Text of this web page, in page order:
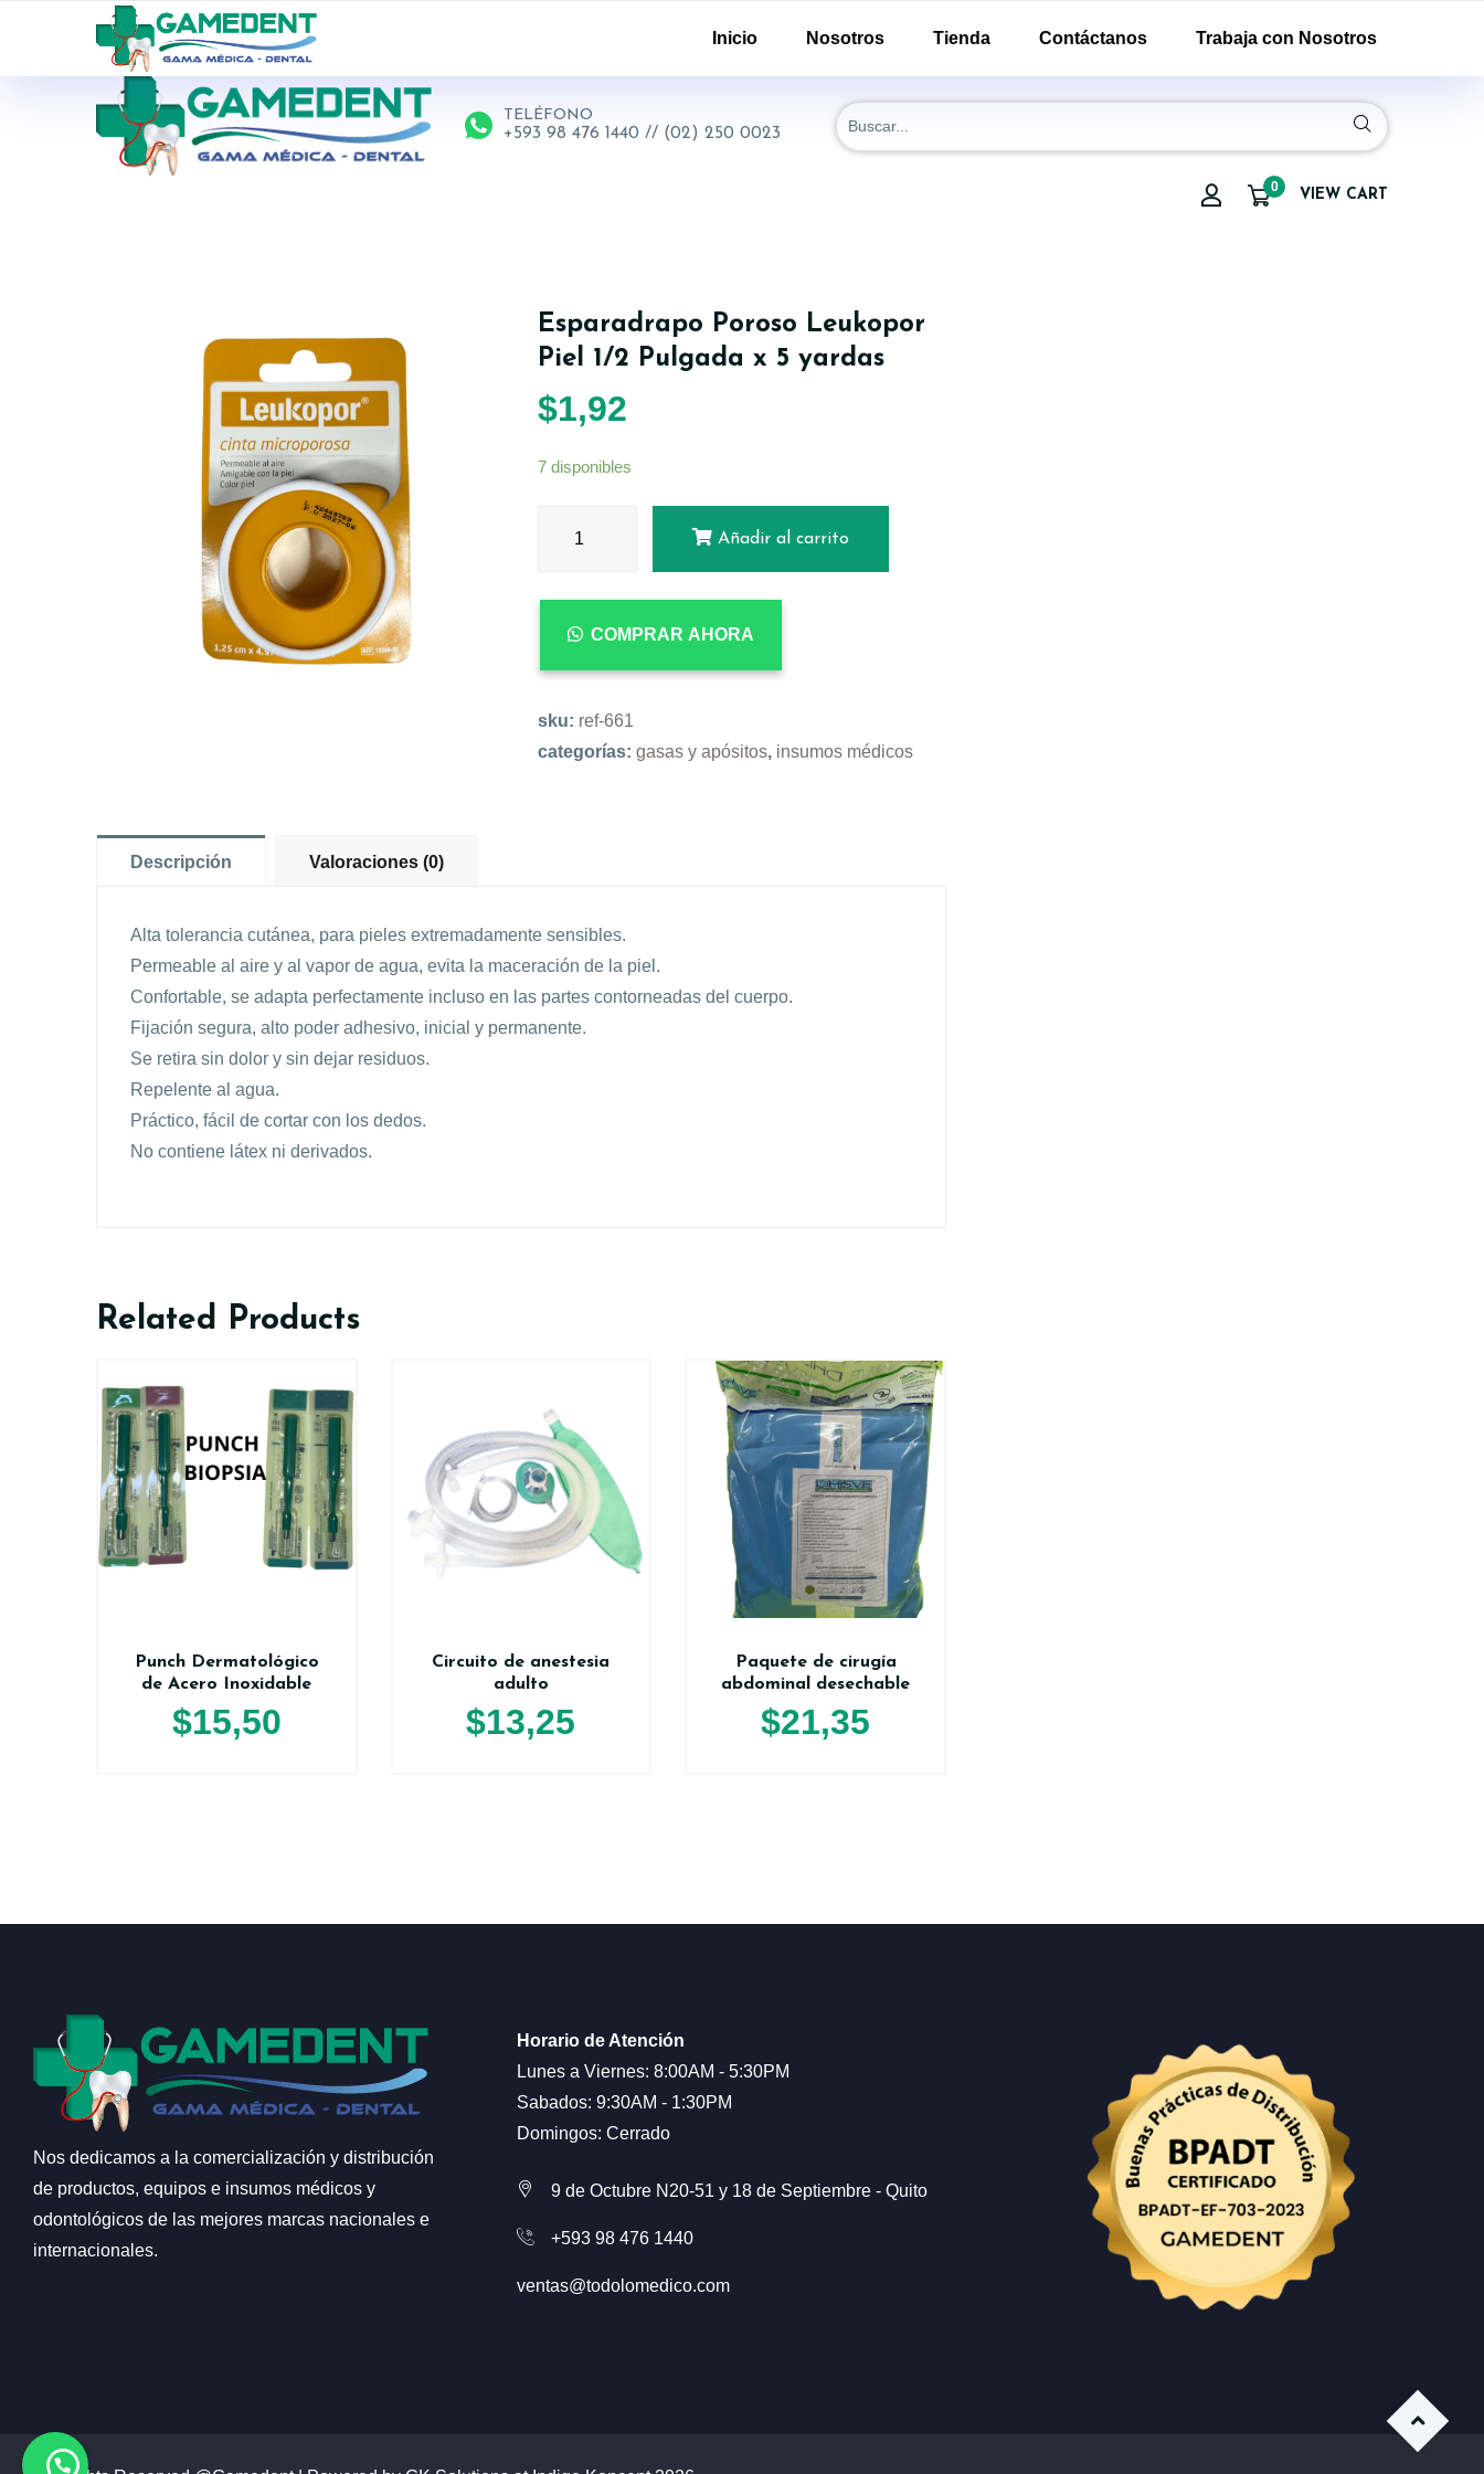
ventas@todolomedico.com
TELÉFONO
+593 98 476 1440 // (02) 250 0023
0 VIEW CART
Inicio Nosotros Tienda Contáctanos Trabaja con Nosotros
Esparadrapo Poroso Leukopor
Piel 1/2 Pulgada x 5 yardas
$1,92
7 disponibles
Añadir al carrito
COMPRAR AHORA
sku: ref-661
categorías: gasas y apósitos, insumos médicos
Descripción Valoraciones (0)
Alta tolerancia cutánea, para pieles extremadamente sensibles.
Permeable al aire y al vapor de agua, evita la maceración de la piel.
Confortable, se adapta perfectamente incluso en las partes contorneadas del cuerpo.
Fijación segura, alto poder adhesivo, inicial y permanente.
Se retira sin dolor y sin dejar residuos.
Repelente al agua.
Práctico, fácil de cortar con los dedos.
No contiene látex ni derivados.
Related Products
Punch Dermatológico
de Acero Inoxidable
$15,50
Circuito de anestesia
adulto
$13,25
Paquete de cirugía
abdominal desechable
$21,35
Nos dedicamos a la comercialización y distribución
de productos, equipos e insumos médicos y
odontológicos de las mejores marcas nacionales e
internacionales.
Horario de Atención
Lunes a Viernes: 8:00AM - 5:30PM
Sabados: 9:30AM - 1:30PM
Domingos: Cerrado
9 de Octubre N20-51 y 18 de Septiembre - Quito
+593 98 476 1440
ventas@todolomedico.com